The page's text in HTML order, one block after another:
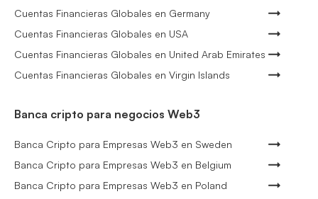
Cuentas Financieras Globales en Germany
Cuentas Financieras Globales en USA
Cuentas Financieras Globales en United Arab Emirates
Cuentas Financieras Globales en Virgin Islands
Banca cripto para negocios Web3
Banca Cripto para Empresas Web3 en Sweden
Banca Cripto para Empresas Web3 en Belgium
Banca Cripto para Empresas Web3 en Poland